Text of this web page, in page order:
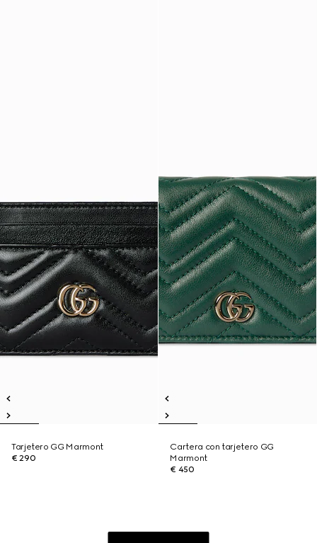
Tarjetero GG Marmont
€ 290
Cartera con tarjetero GG
Marmont
€ 450